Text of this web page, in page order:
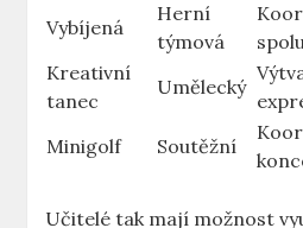
Vybíjená
Herní
týmová
Kreativní
tanec
Umělecký
Minigolf
Soutěžní
Učitelé tak mají možnost